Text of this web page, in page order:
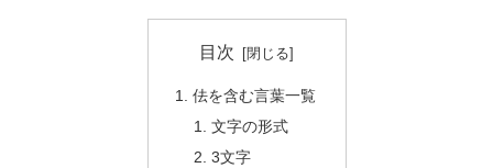
目次
佉を含む言葉一覧
文字の形式
3文字